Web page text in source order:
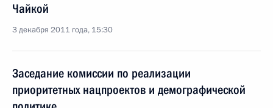
Чайкой
3 декабря 2011 года, 15:30
Заседание комиссии по реализации
приоритетных нацпроектов и демографической